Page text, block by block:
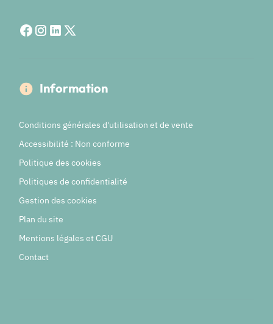
Information
Conditions générales d'utilisation et de vente
Accessibilité : Non conforme
Politique des cookies
Politiques de confidentialité
Gestion des cookies
Plan du site
Mentions légales et CGU
Contact